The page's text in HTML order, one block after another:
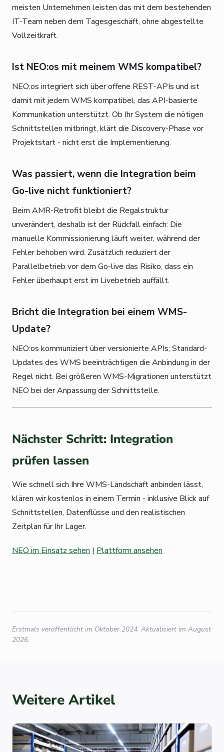
meisten Unternehmen leisten das mit dem bestehenden
IT-Team neben dem Tagesgeschäft, ohne abgestellte
Vollzeitkraft.
Ist NEO:os mit meinem WMS kompatibel?
NEO:os integriert sich über offene REST-APIs und ist
damit mit jedem WMS kompatibel, das API-basierte
Kommunikation unterstützt. Ob Ihr System die nötigen
Schnittstellen mitbringt, klärt die Discovery-Phase vor
Projektstart - nicht erst die Implementierung.
Was passiert, wenn die Integration beim
Go-live nicht funktioniert?
Beim AMR-Retrofit bleibt die Regalstruktur
unverändert, deshalb ist der Rückfall einfach: Die
manuelle Kommissionierung läuft weiter, während der
Fehler behoben wird. Zusätzlich reduziert der
Parallelbetrieb vor dem Go-live das Risiko, dass ein
Fehler überhaupt erst im Livebetrieb auffällt.
Bricht die Integration bei einem WMS-
Update?
NEO:os kommuniziert über versionierte APIs; Standard-
Updates des WMS beeinträchtigen die Anbindung in der
Regel nicht. Bei größeren WMS-Migrationen unterstützt
NEO bei der Anpassung der Schnittstelle.
Nächster Schritt: Integration
prüfen lassen
Wie schnell sich Ihre WMS-Landschaft anbinden lässt,
klären wir kostenlos in einem Termin - inklusive Blick auf
Schnittstellen, Datenflüsse und den realistischen
Zeitplan für Ihr Lager.
NEO im Einsatz sehen | Plattform ansehen
Erstmals veröffentlicht im Oktober 2024. Aktualisiert im August
2026.
Weitere Artikel